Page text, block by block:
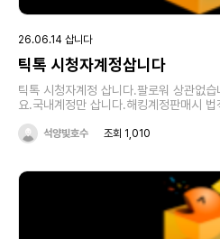
26.06.14 삽니다
틱톡 시청자계정삽니다
틱톡 시청자계정 삽니다.팔로워 상관없
요.국내계정만 삽니다.해킹계정판매시
아래링크 클릭하시면됩니다https://
석양빛호수 조회 1,010